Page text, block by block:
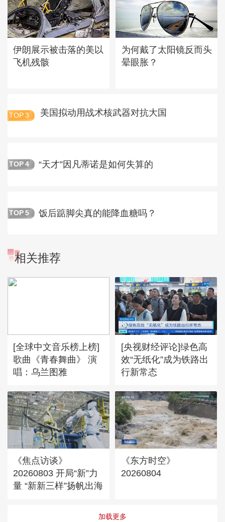
伊朗展示被击落的美以
飞机残骸
为何戴了太阳镜反而头
晕眼胀？
TOP 3 美国拟动用战术核武器对抗大国
TOP 4 “天才”因凡蒂诺是如何失算的
TOP 5 饭后踮脚尖真的能降血糖吗？
相关推荐
[全球中文音乐榜上榜]
歌曲《青春舞曲》 演
唱：乌兰图雅
[央视财经评论]绿色高
效“无纸化”成为铁路出
行新常态
《焦点访谈》
20260803 开局“新”力
量 “新新三样”扬帆出海
《东方时空》
20260804
加载更多